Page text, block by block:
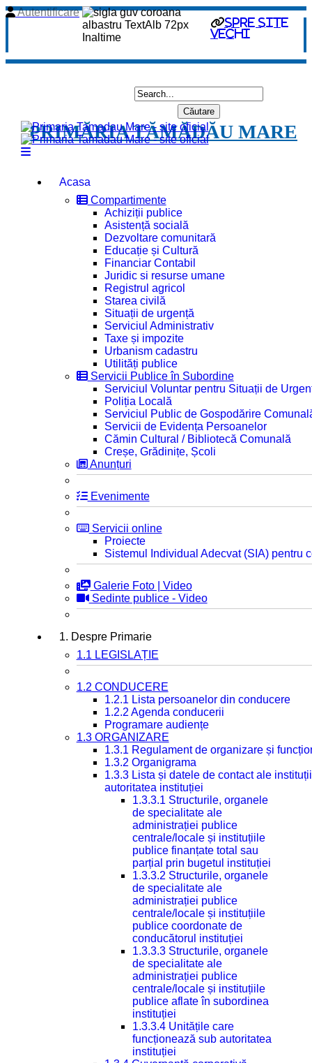
spre site
vechi
Autentificare
PRIMĂRIA TĂMĂDĂU MARE
Acasa
Compartimente
Achiziții publice
Asistență socială
Dezvoltare comunitară
Educație și Cultură
Financiar Contabil
Juridic si resurse umane
Registrul agricol
Starea civilă
Situații de urgență
Serviciul Administrativ
Taxe și impozite
Urbanism cadastru
Utilități publice
Servicii Publice în Subordine
Serviciul Voluntar pentru Situații de
Poliția Locală
Serviciul Public de Gospodărire
Servicii de Evidența Persoanelor
Cămin Cultural / Bibliotecă Comunală
Creșe, Grădinițe, Școli
Anunțuri
Evenimente
Servicii online
Proiecte
Sistemul Individual Adecvat (SIA) pentru
Galerie Foto | Video
Sedinte publice - Video
1. Despre Primarie
1.1 LEGISLAȚIE
1.2 CONDUCERE
1.2.1 Lista persoanelor din conducere
1.2.2 Agenda conducerii
Programare audiențe
1.3 ORGANIZARE
1.3.1 Regulament de organizare și
1.3.2 Organigrama
1.3.3 Lista și datele de contact ale
autoritatea instituției
1.3.3.1 Structurile, organele
de specialitate ale
administrației publice
centrale/locale și instituțiile
publice finanțate total sau
parțial prin bugetul instituției
1.3.3.2 Structurile, organele
de specialitate ale
administrației publice
centrale/locale și instituțiile
publice coordonate de
conducătorul instituției
1.3.3.3 Structurile, organele
de specialitate ale
administrației publice
centrale/locale și instituțiile
publice aflate în subordinea
instituției
1.3.3.4 Unitățile care
funcționează sub autoritatea
instituției